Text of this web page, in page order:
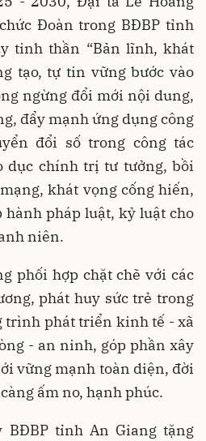
Đoàn trong BĐBP tỉnh
tinh thần “Bản lĩnh, khát
tạo, tự tin vững bước vào
ngừng đổi mới nội dung,
đẩy mạnh ứng dụng công
đổi số trong công tác
dục chính trị tư tưởng, bồi
khát vọng cống hiến,
hành pháp luật, kỷ luật cho
niên.
phối hợp chặt chẽ với các
phát huy sức trẻ trong
trình phát triển kinh tế - xã
- an ninh, góp phần xây
vững mạnh toàn diện, đời
ấm no, hạnh phúc.
BĐBP tỉnh An Giang tặng